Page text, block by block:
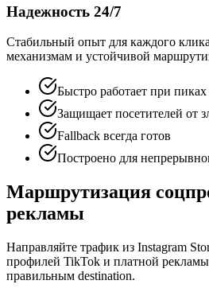
Надежность 24/7
Стабильный опыт для каждого
механизмам и устойчивой
Быстро работает при
Защищает посетителей от
Fallback всегда готов
Построено для
Маршрутизация
рекламы
Направляйте трафик из Instagram
профилей TikTok и платной
правильным destination.